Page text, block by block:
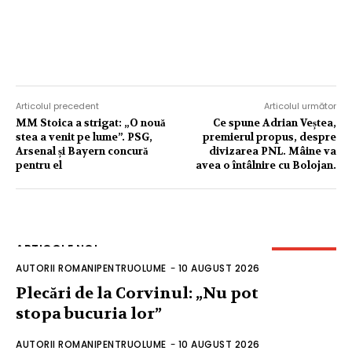
Articolul precedent
MM Stoica a strigat: „O nouă
stea a venit pe lume”. PSG,
Arsenal și Bayern concură
pentru el
Articolul următor
Ce spune Adrian Veștea,
premierul propus, despre
divizarea PNL. Mâine va
avea o întâlnire cu Bolojan.
ARTICOLE NOI
AUTORII ROMANIPENTRUOLUME - 10 AUGUST 2026
Plecări de la Corvinul: „Nu pot
stopa bucuria lor”
AUTORII ROMANIPENTRUOLUME - 10 AUGUST 2026